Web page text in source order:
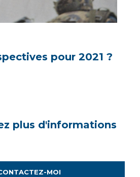
pour 2021 ?
plus d'informations
MOI